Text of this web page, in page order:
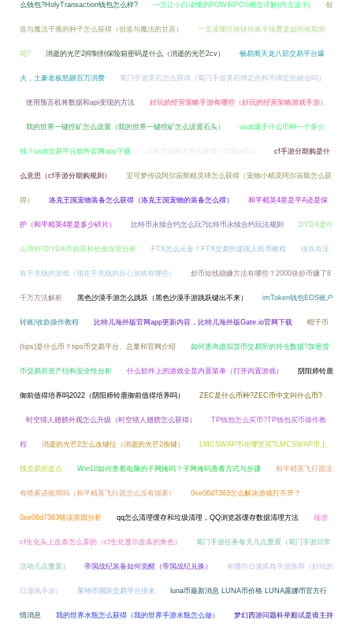
么钱包?HolyTransaction钱包怎么样? 一文让小白读懂的POW和POS概念详解(内含波卡) 创
造与魔法干瘪的种子怎么获得（创造与魔法的甘蔗） 一文读懂区块链转账手续费是如何收取的
呢? 消逝的光芒2抑制剂保险箱密码是什么（消逝的光芒2cv） 畅易阁天龙八部交易平台爆
火，土豪老板怒砸百万消费 蜀门手游灵石怎么获得（蜀门手游灵石绑定的和不绑定的能合吗）
使用预言机将数据和api变现的方法 好玩的经营策略手游有哪些（好玩的经营策略游戏手游）
我的世界一键挖矿怎么设置（我的世界一键挖矿怎么设置石头） usdt属于什么币种一个多少
钱？usdt交易平台软件官网app下载 幻塔艾达骑士怎么获得（幻塔a-03） cf手游分期购是什
么意思（cf手游分期购规则） 宝可梦传说阿尔宙斯精灵球怎么获得（宠物小精灵阿尔宙斯怎么获
得） 洛克王国宠物装备怎么获得（洛克王国宠物的装备怎么得） 和平精英4星是平A还是保
护（和平精英4星是多少碎片） 比特币永续合约怎么玩?比特币永续合约玩法规则 DYDX是什
么币种?DYDX币前景和价值深度分析 FTX怎么出金？FTX交易所提现人民币教程 现在有没
有不充钱的游戏（现在不充钱的良心游戏有哪些） 炒币短线稳赚方法有哪些？2000块炒币赚了8
千万方法解析 黑色沙漠手游怎么跳跃（黑色沙漠手游跳跃键出不来） imToken钱包EOS账户
转账/收款操作教程 比特儿海外版官网app更新内容，比特儿海外版Gate.io官网下载 帽子币
(tips)是什么币？tips币交易平台、总量和官网介绍 如何查询虚拟货币交易所的持仓数据?加密货
币交易所资产结构安全性分析 什么软件上的游戏全是内置菜单（打开内置游戏） 阴阳师铃鹿
御前值得培养吗2022（阴阳师铃鹿御前值得培养吗） ZEC是什么币种?ZEC币中文叫什么币?
时空猎人翅膀外观怎么升级（时空猎人翅膀怎么获得） TP钱包怎么买币?TP钱包买币操作教
程 消逝的光芒2怎么改键位（消逝的光芒2按键） LMCSWAP币在哪里买?LMCSWAP币上
线交易所盘点 Win10如何查看电脑的子网掩码？子网掩码查看方式与步骤 和平精英飞行器没
有喷雾还能用吗（和平精英飞行器怎么没有烟雾） 0xe06d7363怎么解决游戏打不开？
0xe06d7363错误原因分析 qq怎么清理缓存和垃圾清理，QQ浏览器缓存数据清理方法 端游
cf生化头上血条怎么弄的（cf生化显示血条的角色） 蜀门手游任务每天几点重置（蜀门手游日常
活动几点重置） 帝国战纪装备如何觉醒（帝国战纪兑换） 有哪些日漫风格手游推荐（好玩的
日漫风手游） 莱特币国际交易平台排名 luna币最新消息 LUNA币价格 LUNA露娜币官方行
情消息 我的世界水瓶怎么获得（我的世界手游水瓶怎么做） 梦幻西游问题科举殿试是谁主持